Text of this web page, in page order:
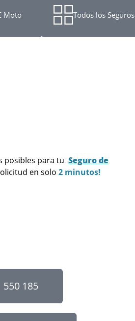
Moto Todos los Seguros
posibles para tu Seguro de
en solo 2 minutos!
550 185